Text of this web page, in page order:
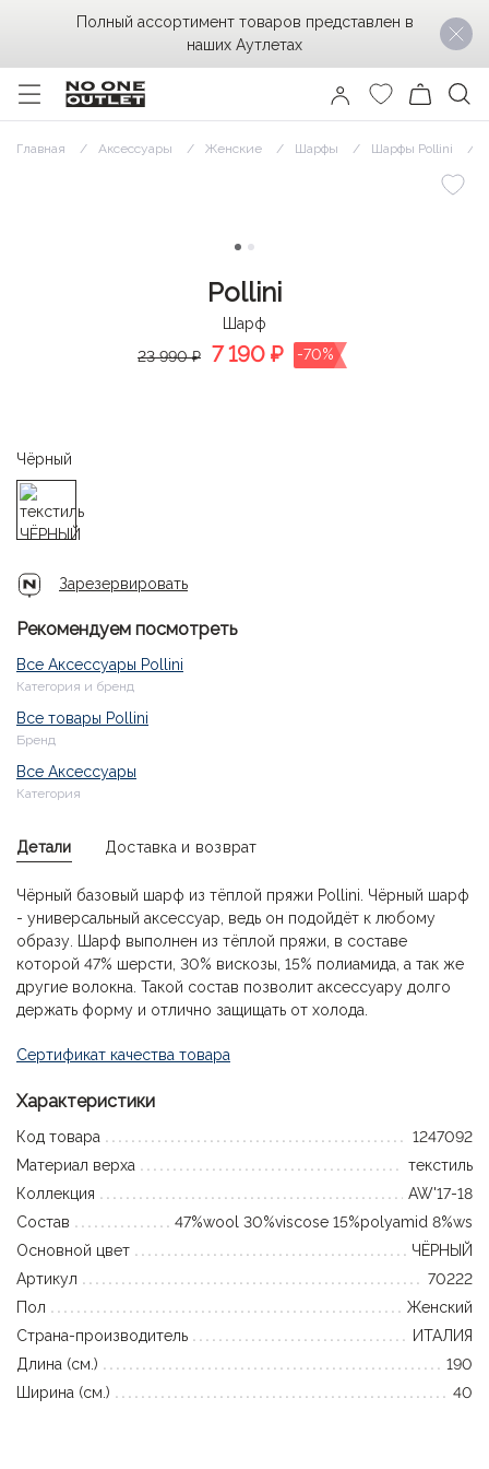
Главная Аксессуары Женские Шарфы Шарфы Pollini
Pollini
Шарф
23 990 ₽
7 190 ₽ -70%
Чёрный
Зарезервировать
Рекомендуем посмотреть
Все Аксессуары Pollini
Категория и бренд
Все товары Pollini
Бренд
Все Аксессуары
Категория
Детали Доставка и возврат
Чёрный базовый шарф из тёплой пряжи Pollini. Чёрный шарф
- универсальный аксессуар, ведь он подойдёт к любому
образу. Шарф выполнен из тёплой пряжи, в составе
которой 47% шерсти, 30% вискозы, 15% полиамида, а так же
другие волокна. Такой состав позволит аксессуару долго
держать форму и отлично защищать от холода.
Сертификат качества товара
Характеристики
Код товара
1247092
Материал верха
текстиль
Коллекция
AW'17-18
Состав
47%wool 30%viscose 15%polyamid 8%ws
Основной цвет
ЧЁРНЫЙ
Артикул
70222
Пол
Женский
Страна-производитель
ИТАЛИЯ
Длина (см.)
190
Ширина (см.)
40
Полный ассортимент товаров представлен в
наших Аутлетах